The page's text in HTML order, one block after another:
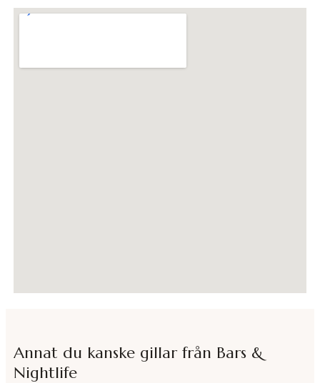
Annat du kanske gillar från Bars &
Nightlife